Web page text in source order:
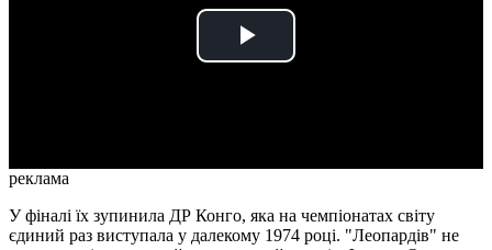
Play
реклама
У фіналі їх зупинила ДР Конго, яка на чемпіонатах світу
єдиний раз виступала у далекому 1974 році. "Леопардів" не